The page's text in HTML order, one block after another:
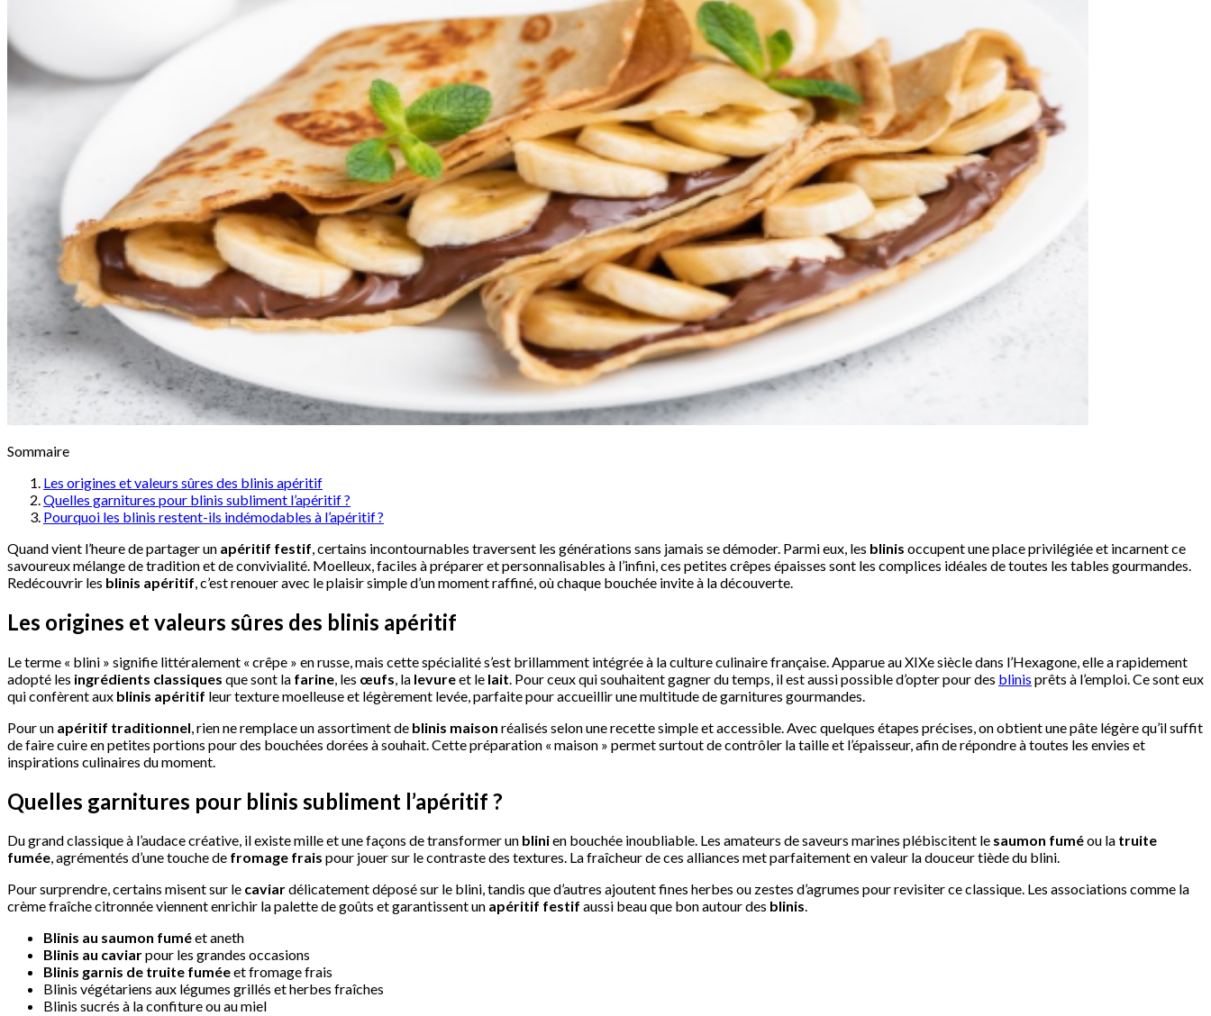
Sommaire
Les origines et valeurs sûres des blinis apéritif
Quelles garnitures pour blinis subliment l’apéritif ?
Pourquoi les blinis restent-ils indémodables à l’apéritif ?
Quand vient l’heure de partager un apéritif festif, certains incontournables traversent les générations sans jamais se démoder. Parmi eux, les blinis occupent une place privilégiée et incarnent ce
savoureux mélange de tradition et de convivialité. Moelleux, faciles à préparer et personnalisables à l’infini, ces petites crêpes épaisses sont les complices idéales de toutes les tables gourmandes.
Redécouvrir les blinis apéritif, c’est renouer avec le plaisir simple d’un moment raffiné, où chaque bouchée invite à la découverte.
Les origines et valeurs sûres des blinis apéritif
Le terme « blini » signifie littéralement « crêpe » en russe, mais cette spécialité s’est brillamment intégrée à la culture culinaire française. Apparue au XIXe siècle dans l’Hexagone, elle a rapidement
adopté les ingrédients classiques que sont la farine , les œufs , la levureet le lait . Pour ceux qui souhaitent gagner du temps, il est aussi possible d’opter pour des blinis prêts à l’emploi. Ce sont eux
qui confèrent aux blinis apéritif leur texture moelleuse et légèrement levée, parfaite pour accueillir une multitude de garnitures gourmandes.
Pour un apéritif traditionnel , rien ne remplace un assortiment de blinis maison réalisés selon une recette simple et accessible. Avec quelques étapes précises, on obtient une pâte légère qu’il suffit
de faire cuire en petites portions pour des bouchées dorées à souhait. Cette préparation « maison » permet surtout de contrôler la taille et l’épaisseur, afin de répondre à toutes les envies et
inspirations culinaires du moment.
Quelles garnitures pour blinis subliment l’apéritif ?
Du grand classique à l’audace créative, il existe mille et une façons de transformer un blinien bouchée inoubliable. Les amateurs de saveurs marines plébiscitent le saumon fuméou la truite
fumée, agrémentés d’une touche de fromage frais pour jouer sur le contraste des textures. La fraîcheur de ces alliances met parfaitement en valeur la douceur tiède du blini.
Pour surprendre, certains misent sur le caviardélicatement déposé sur le blini, tandis que d’autres ajoutent fines herbes ou zestes d’agrumes pour revisiter ce classique. Les associations comme la
crème fraîche citronnée viennent enrichir la palette de goûts et garantissent un apéritif festif aussi beau que bon autour des blinis.
Blinis au saumon fuméet aneth
Blinis au caviarpour les grandes occasions
Blinis garnis de truite fuméeet fromage frais
Blinis végétariens aux légumes grillés et herbes fraîches
Blinis sucrés à la confiture ou au miel